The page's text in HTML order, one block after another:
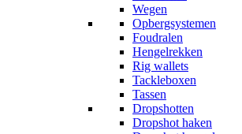
Wegen
Opbergsystemen
Foudralen
Hengelrekken
Rig wallets
Tackleboxen
Tassen
Dropshotten
Dropshot haken